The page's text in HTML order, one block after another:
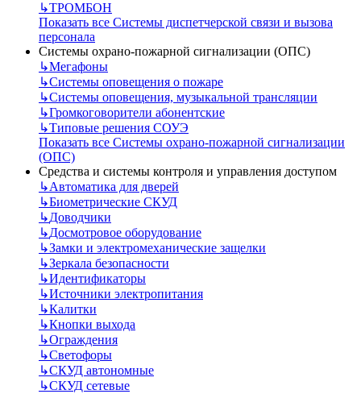
↳ТРОМБОН
Показать все Системы диспетчерской связи и вызова
персонала
Системы охрано-пожарной сигнализации (ОПС)
↳Мегафоны
↳Системы оповещения о пожаре
↳Системы оповещения, музыкальной трансляции
↳Громкоговорители абонентские
↳Типовые решения СОУЭ
Показать все Системы охрано-пожарной сигнализации
(ОПС)
Средства и системы контроля и управления доступом
↳Автоматика для дверей
↳Биометрические СКУД
↳Доводчики
↳Досмотровое оборудование
↳Замки и электромеханические защелки
↳Зеркала безопасности
↳Идентификаторы
↳Источники электропитания
↳Калитки
↳Кнопки выхода
↳Ограждения
↳Светофоры
↳СКУД автономные
↳СКУД сетевые